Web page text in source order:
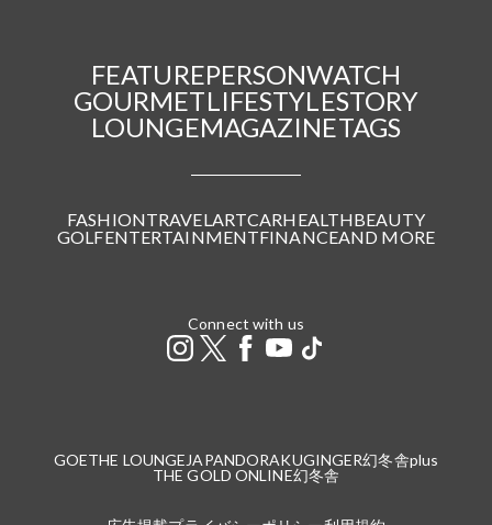
FEATUREPERSONWATCH
GOURMETLIFESTYLESTORY
LOUNGEMAGAZINETAGS
FASHIONTRAVEL ARTCARHEALTHBEAUTY
GOLFENTERTAINMENTFINANCEAND MORE
Connect with us
GOETHE LOUNGE JAPANDORAKUGINGER幻冬舎plus
THE GOLD ONLINE幻冬舎